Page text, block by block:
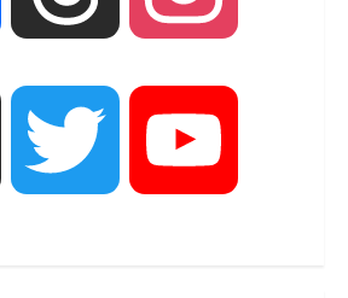
Snapchat Twitter
वीरांगनाओं का चयन : रेखा आर्या
August 6, 2026
UTTARAKHAND NEWS
मिस उत्तराखंड 2026 के सब-कॉन्टेस्ट
‘मिस ब्यूटीफुल आइज़’ एवं ‘मिस
ब्यूटीफुल हेयर’ का आयोजन